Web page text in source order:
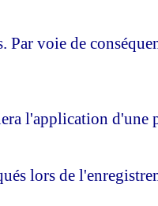
voie de
l'application d'une
lors de